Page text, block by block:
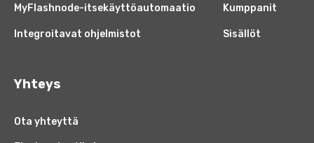
MyFlashnode-itsekäyttöautomaatio
Integroitavat ohjelmistot
Kumppanit
Sisällöt
Yhteys
Ota yhteyttä